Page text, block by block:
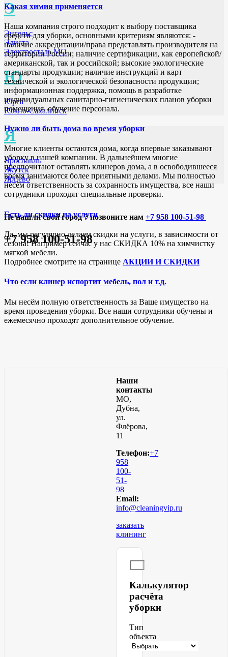
Э
Энгельс
Элиста
Электросталь МО
Ю
Юрга
Южно-Сахалинск
Я
Ярославль
Якутск
Ярцево
Не нашли свой город ? позвоните нам +7 958 100-51-98
+7 958 100-51-98
Какая химия применяется
Наша компания строго подходит к выбору поставщика
средств для уборки, основными критериям являются: -
наличие аккредитации/права представлять производителя на
территории России; наличие сертификации, как европейской/
американской, так и российской; высокие экологические
стандарты продукции; наличие инструкций и карт
технической и экологической безопасности продукции;
информационная поддержка, помощь в разработке
индивидуальных санитарно-гигиенических планов уборки
помещения, обучение персонала.
Нужно ли быть дома во время уборки
Многие клиенты остаются дома, когда впервые заказывают
уборку в нашей компании. В дальнейшем многие
предпочитают оставлять клинеров дома, а в освободившееся
время занимаются более приятными делами. Мы полностью
несём ответственность за сохранность имущества, все наши
сотрудники проходят специальные проверки.
Есть ли скидки на услуги
Да, мы регулярно делаем скидки на услуги, в зависимости от
сезона! Например сейчас у нас СКИДКА 10% на химчистку
мягкой мебели.
Подробнее смотрите на странице АКЦИИ И СКИДКИ
Что если клинер испортит мебель, пол и т.д.
Мы несём полную ответственность за Ваше имущество на
время проведения уборки. Все наши сотрудники обучены и
ежемесячно проходят дополнительное обучение.
Наши
контакты
МО,
Дубна,
ул.
Флёрова,
11
Телефон:+7
958
100-
51-
98
Email:
info@cleaningvip.ru
заказать
клининг
Калькулятор
расчёта
уборки
Тип
объекта